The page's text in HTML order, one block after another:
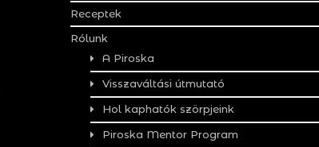
Receptek
Rólunk
A Piroska
Visszaváltási útmutató
Hol kaphatók szörpjeink
Piroska Mentor Program